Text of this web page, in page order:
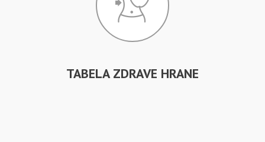
TABELA ZDRAVE HRANE